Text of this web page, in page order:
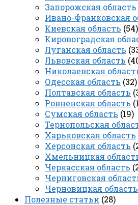
Запорожская область
Ивано-Франковская
Киевская область (54)
Кировоградская
Луганская область
Львовская область
Николаевская
Одесская область (32)
Полтавская область
Ровненская область
Сумская область (19)
Тернопольская
Харьковская область
Херсонская область
Хмельницкая
Черкасская область
Черниговская
Черновицкая область
Полезные статьи (28)